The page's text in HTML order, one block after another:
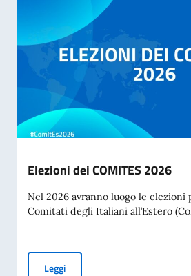
Elezioni dei COMITES 2026
Nel 2026 avranno luogo le
Comitati degli Italiani all’Estero
LeggiElezioni dei COMITES 2026